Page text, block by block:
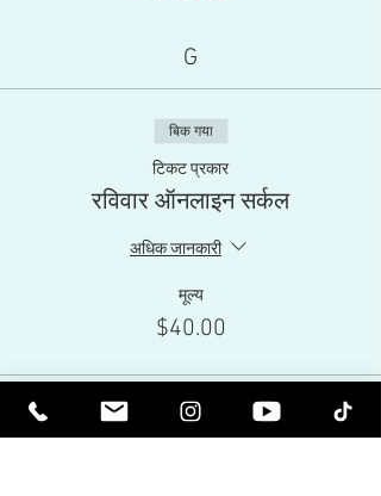
G
बिक गया
टिकट प्रकार
रविवार ऑनलाइन सर्कल
अधिक जानकारी
मूल्य
$40.00
यह इवेंट बिक चुकी है